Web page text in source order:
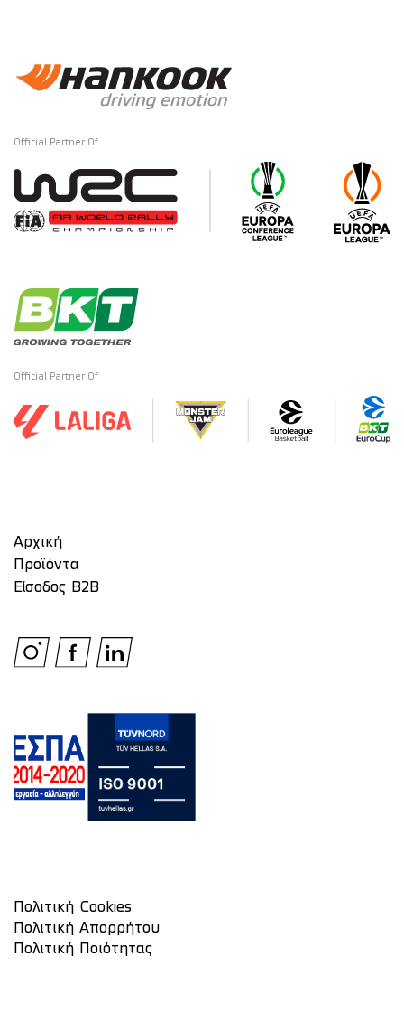
Official Partner Of
Official Partner Of
Αρχική
Προϊόντα
Είσοδος Β2Β
Πολιτική Cookies
Πολιτική Απορρήτου
Πολιτική Ποιότητας